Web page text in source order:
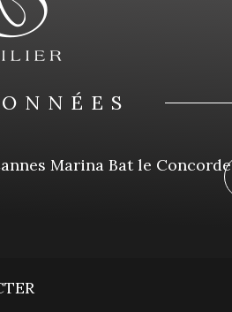
Marina Bat le Concorde